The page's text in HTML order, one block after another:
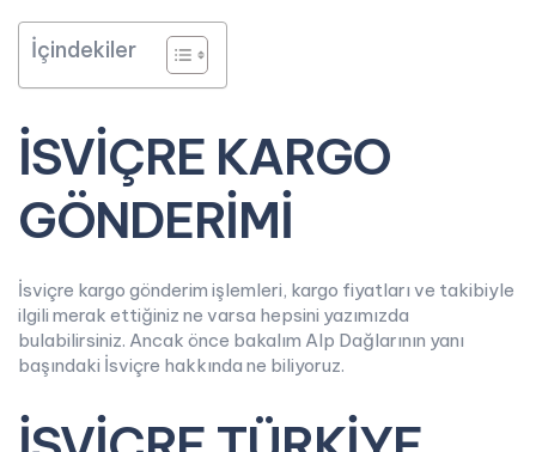
İçindekiler
İSVİÇRE KARGO
GÖNDERİMİ
İsviçre kargo gönderim işlemleri, kargo fiyatları ve takibiyle
ilgili merak ettiğiniz ne varsa hepsini yazımızda
bulabilirsiniz. Ancak önce bakalım Alp Dağlarının yanı
başındaki İsviçre hakkında ne biliyoruz.